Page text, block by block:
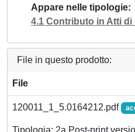
Appare nelle tipologie
4.1 Contributo in Atti
File in questo prodotto:
File
120011_1_5.0164212.pdf
Tipologia: 2a Post-print